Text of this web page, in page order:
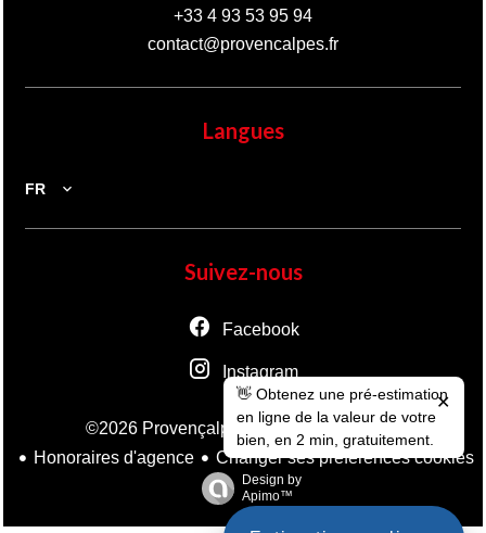
+33 4 93 53 95 94
contact@provencalpes.fr
Langues
FR
Suivez-nous
Facebook
Instagram
©2026 Provençalpes
Mentions légales
Honoraires d'agence
Changer ses préférences cookies
Design by
Apimo™
👋 Obtenez une pré-estimation
en ligne de la valeur de votre
bien, en 2 min, gratuitement.
✕